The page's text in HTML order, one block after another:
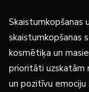
Skaistumkopšanas
skaistumkopšanas
kosmētiķa un
prioritāti uzskatām
un pozitīvu emociju